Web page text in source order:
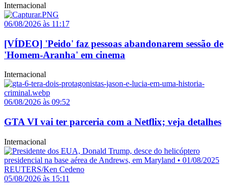
Internacional
06/08/2026 às 11:17
[VÍDEO] 'Peido' faz pessoas abandonarem sessão de
'Homem-Aranha' em cinema
Internacional
06/08/2026 às 09:52
GTA VI vai ter parceria com a Netflix; veja detalhes
Internacional
05/08/2026 às 15:11